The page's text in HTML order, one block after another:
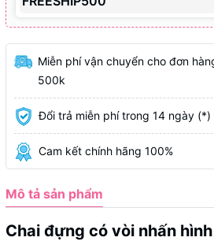
Miễn phí vận chuyển cho đơn
500k
Đổi trả miễn phí trong 14 ngày (*)
Cam kết chính hãng 100%
Mô tả sản phẩm
Chai đựng có vòi nhấn